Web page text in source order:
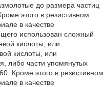
до размера частиц
этого в резистивном
в качестве
использован сложный
кислоты, или
кислоты, или
либо части упомянутых
Кроме этого в резистивном
в качестве